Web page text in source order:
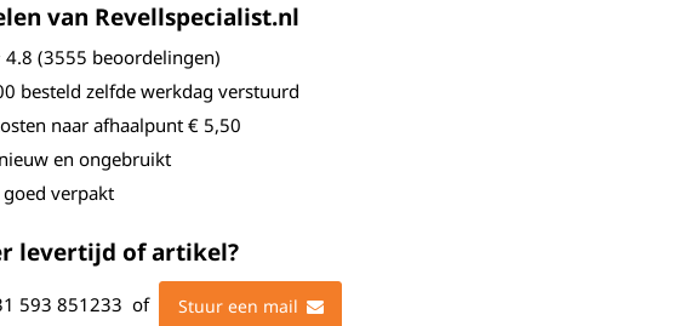
van Revellspecialist.nl
(3555 beoordelingen)
besteld zelfde werkdag verstuurd
naar afhaalpunt € 5,50
en ongebruikt
verpakt
levertijd of artikel?
593 851233 of Stuur een mail